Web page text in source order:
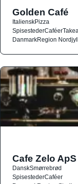
Golden Café
ItalienskPizza
SpisestederCaféer
DanmarkRegion
Cafe Zelo ApS
DanskSmørrebrød
SpisestederCaféer